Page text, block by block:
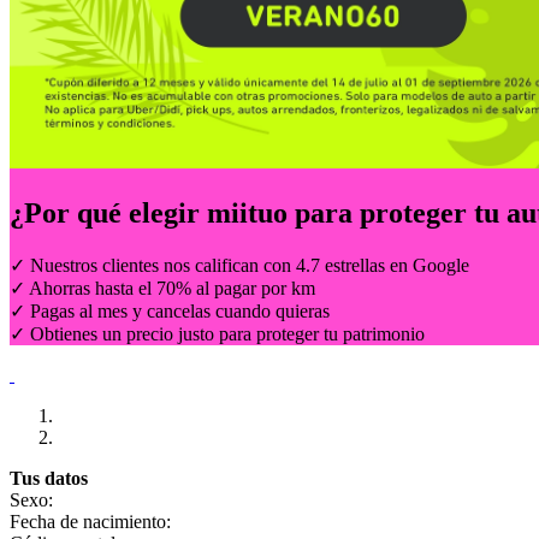
¿Por qué elegir miituo para proteger tu
✓ Nuestros clientes nos califican con 4.7 estrellas en Google
✓ Ahorras hasta el 70% al pagar por km
✓ Pagas al mes y cancelas cuando quieras
✓ Obtienes un precio justo para proteger tu patrimonio
Tus datos
Sexo:
Fecha de nacimiento: